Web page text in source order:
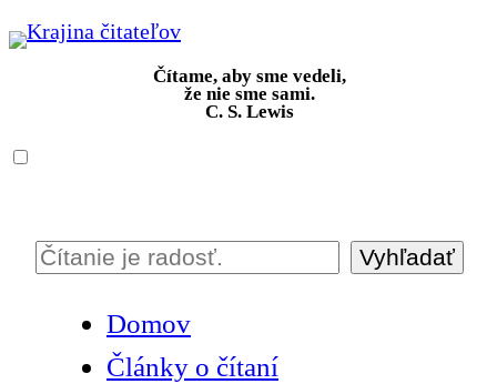
Prejsť
Čítame, aby sme vedeli,
že nie sme sami.
C. S. Lewis
H
Vyhľadať
Domov
Články o čítaní